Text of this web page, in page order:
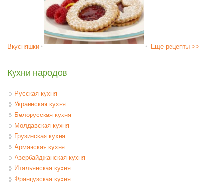
Вкусняшки Еще рецепты >>
Кухни народов
Русская кухня
Украинская кухня
Белорусская кухня
Молдавская кухня
Грузинская кухня
Армянская кухня
Азербайджанская кухня
Итальянская кухня
Французская кухня